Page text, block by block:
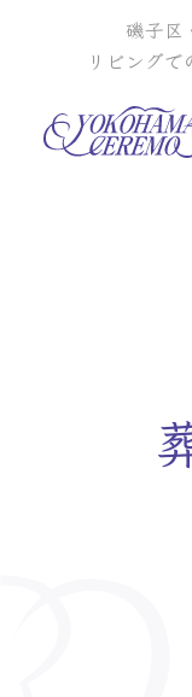
磯子区
リビング